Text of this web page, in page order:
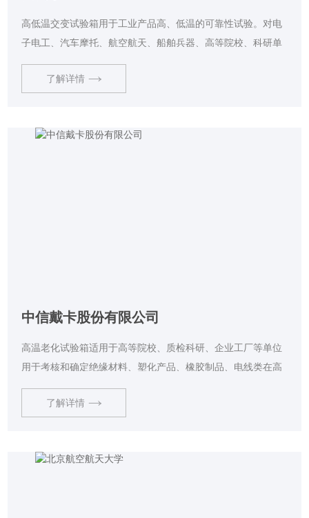
高低温交变试验箱用于工业产品高、低温的可靠性试验。对电
子电工、汽车摩托、航空航天、船舶兵器、高等院校、科研单
位等相关产品的零部件及材料在高、低温循环变化的情况下，
检验其各项性能指标。
了解详情
中信戴卡股份有限公司
高温老化试验箱适用于高等院校、质检科研、企业工厂等单位
用于考核和确定绝缘材料、塑化产品、橡胶制品、电线类在高
温环境条件下贮存和使用的耐热性试验，电子零配件、塑化产
品及橡胶制品的换气老化试验。
了解详情